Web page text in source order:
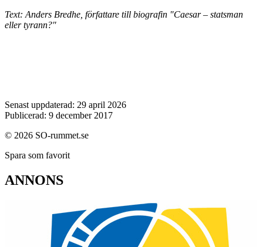
Text: Anders Bredhe, författare till biografin "Caesar – statsman
eller tyrann?"
Senast uppdaterad: 29 april 2026
Publicerad: 9 december 2017
© 2026 SO-rummet.se
Spara som favorit
ANNONS